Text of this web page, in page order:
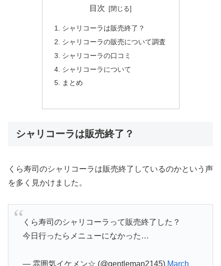
目次
シャリコーラは販売終了？
シャリコーラの販売について調査
シャリコーラの口コミ
シャリコーラについて
まとめ
シャリコーラは販売終了？
くら寿司のシャリコーラは販売終了しているのかという声
を多く見かけました。
くら寿司のシャリコーラって販売終了した？
今日行ったらメニューになかった…
— 雰囲気イケメン☆ (@gentleman2145) March